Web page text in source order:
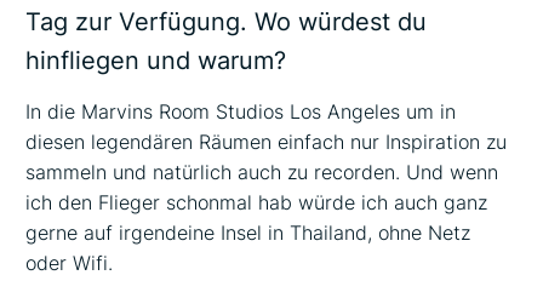
Tag zur Verfügung. Wo würdest du
hinfliegen und warum?
In die Marvins Room Studios Los Angeles um in
diesen legendären Räumen einfach nur Inspiration zu
sammeln und natürlich auch zu recorden. Und wenn
ich den Flieger schonmal hab würde ich auch ganz
gerne auf irgendeine Insel in Thailand, ohne Netz
oder Wifi.